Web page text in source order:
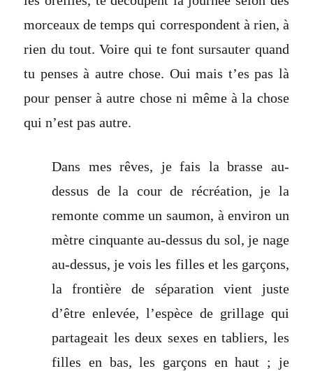
morceaux de temps qui correspondent à rien, à
rien du tout. Voire qui te font sursauter quand
tu penses à autre chose. Oui mais t’es pas là
pour penser à autre chose ni même à la chose
qui n’est pas autre.
Dans mes rêves, je fais la brasse au-
dessus de la cour de récréation, je la
remonte comme un saumon, à environ un
mètre cinquante au-dessus du sol, je nage
au-dessus, je vois les filles et les garçons,
la frontière de séparation vient juste
d’être enlevée, l’espèce de grillage qui
partageait les deux sexes en tabliers, les
filles en bas, les garçons en haut ; je